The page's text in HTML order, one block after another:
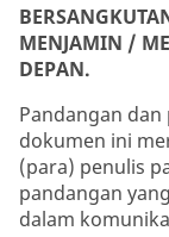
MENJAMIN /
DEPAN.
Pandangan
dokumen ini
(para) penulis
pandangan
dalam